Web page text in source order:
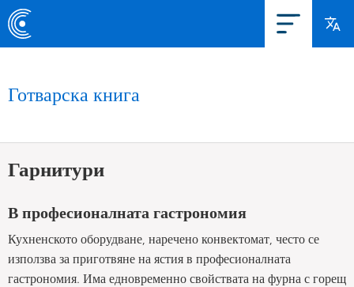
Готварска книга
Гарнитури
В професионалната гастрономия
Кухненското оборудване, наречено конвектомат, често се
използва за приготвяне на ястия в професионалната
гастрономия. Има едновременно свойствата на фурна с горещ